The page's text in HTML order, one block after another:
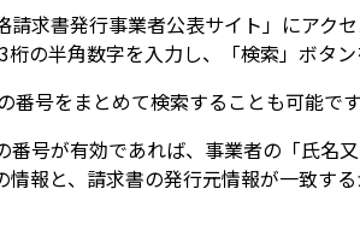
請求書発行事業者公表サイト」にアク
の半角数字を入力し、「検索」ボタ
番号をまとめて検索することも可能で
番号が有効であれば、事業者の「氏名
情報と、請求書の発行元情報が一致す